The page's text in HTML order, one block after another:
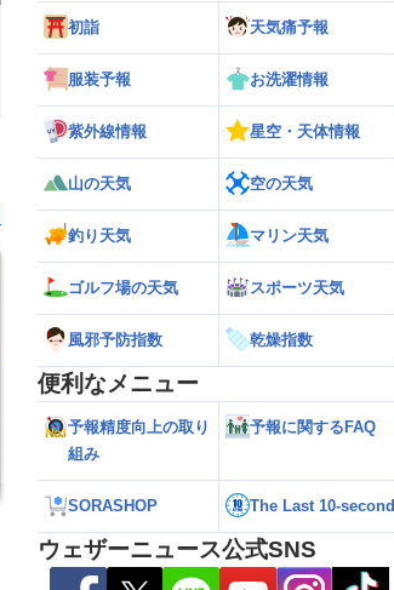
10日(月)
0
初詣 天気痛予報
服装予報 お洗濯情報
紫外線情報 星空・天体情報
山の天気 空の天気
釣り天気 マリン天気
ゴルフ場の天気 スポーツ天気
風邪予防指数 乾燥指数
便利なメニュー
予報精度向上の取り
組み
予報に関するFAQ
SORASHOP The Last 10-second
ウェザーニュース公式SNS